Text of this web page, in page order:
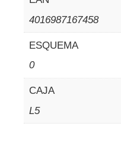
4016987167458
ESQUEMA
0
CAJA
L5